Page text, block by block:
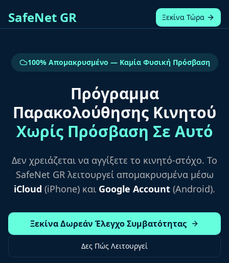
SafeNet GR Ξεκίνα Τώρα
100% Απομακρυσμένο — Καμία Φυσική Πρόσβαση
Πρόγραμμα
Παρακολούθησης Κινητού
Χωρίς Πρόσβαση Σε Αυτό
Δεν χρειάζεται να αγγίξετε το κινητό-στόχο. Το
SafeNet GR λειτουργεί απομακρυσμένα μέσω
iCloud (iPhone) και Google Account (Android).
Ξεκίνα Δωρεάν Έλεγχο Συμβατότητας
Δες Πώς Λειτουργεί